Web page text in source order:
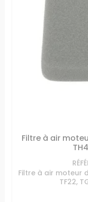
Filtre à air
Filtre à air moteur
TF22,